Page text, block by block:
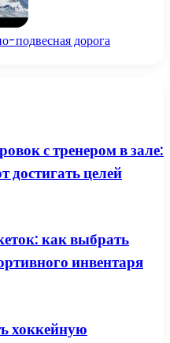
подвесная дорога
с тренером в зале:
достигать целей
как выбрать
инвентаря
хоккейную